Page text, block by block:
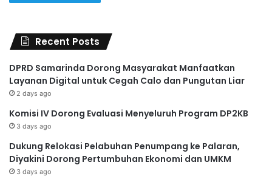
Recent Posts
DPRD Samarinda Dorong Masyarakat Manfaatkan
Layanan Digital untuk Cegah Calo dan Pungutan Liar
2 days ago
Komisi IV Dorong Evaluasi Menyeluruh Program DP2KB
3 days ago
Dukung Relokasi Pelabuhan Penumpang ke Palaran,
Diyakini Dorong Pertumbuhan Ekonomi dan UMKM
3 days ago